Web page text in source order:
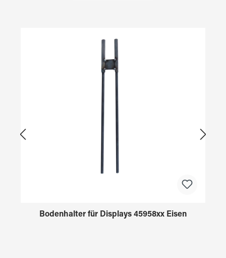
Bodenhalter für Displays 45958xx Eisen